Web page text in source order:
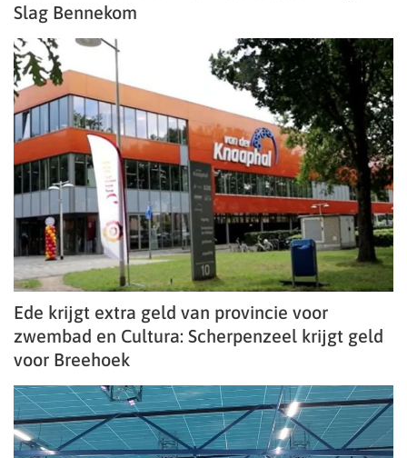
Slag Bennekom
Ede krijgt extra geld van provincie voor
zwembad en Cultura: Scherpenzeel krijgt geld
voor Breehoek